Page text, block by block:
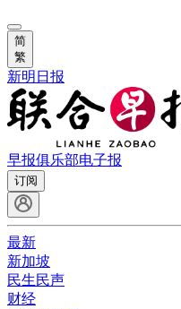
简
繁
新明日报
早报俱乐部电子报
订阅
最新
新加坡
民生民声
财经